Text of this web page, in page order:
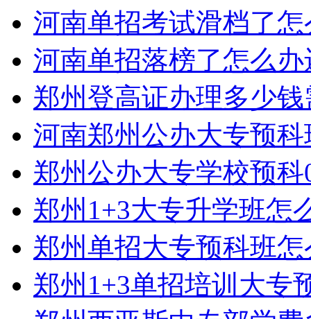
河南单招考试滑档了
河南单招落榜了怎么
郑州登高证办理多少
河南郑州公办大专预
郑州公办大专学校预
郑州1+3大专升学班怎
郑州单招大专预科班
郑州1+3单招培训大专